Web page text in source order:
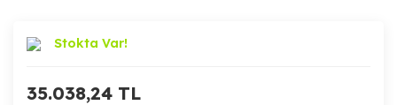
Stokta Var!
35.038,24 TL